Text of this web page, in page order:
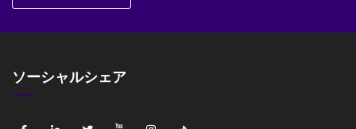
ソーシャルシェア